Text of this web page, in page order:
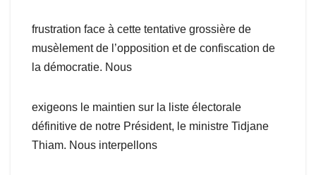
frustration face à cette tentative grossière de
musèlement de l’opposition et de confiscation de
la démocratie. Nous
exigeons le maintien sur la liste électorale
définitive de notre Président, le ministre Tidjane
Thiam. Nous interpellons